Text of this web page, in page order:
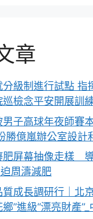
章
分級制進行試點 指
檢念平安開展訓
子高球年夜師賽
勝億嵐辦公室設計
肥屏幕抽像走樣
周濤減肥
成長調研行｜北
”進級“漂亮財產”_